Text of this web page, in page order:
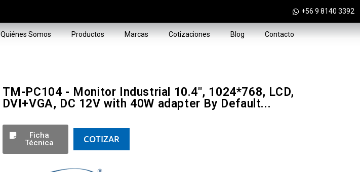
+56 9 8140 3392
Quiénes Somos Productos Marcas Cotizaciones Blog Contacto
TM-PC104 - Monitor Industrial 10.4'', 1024*768, LCD,
DVI+VGA, DC 12V with 40W adapter By Default...
Ficha
Técnica
COTIZAR